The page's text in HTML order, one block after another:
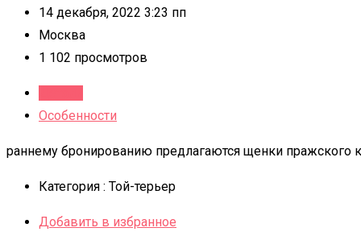
14 декабря, 2022 3:23 пп
Москва
1 102 просмотров
Особенности
раннему бронированию предлагаются щенки пражского
Категория : Той-терьер
Добавить в избранное